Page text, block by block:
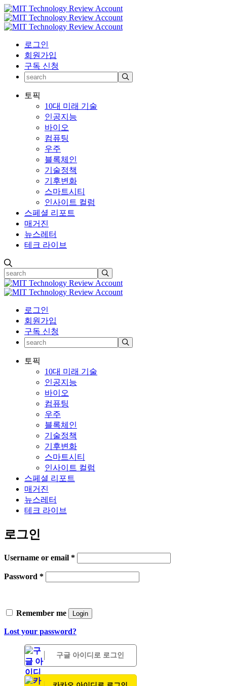
로그인
회원가입
구독 신청
토픽
10대 미래 기술
인공지능
바이오
컴퓨팅
우주
블록체인
기술정책
기후변화
스마트시티
인사이트 컬럼
스페셜 리포트
매거진
뉴스레터
테크 라이브
로그인
회원가입
구독 신청
토픽
10대 미래 기술
인공지능
바이오
컴퓨팅
우주
블록체인
기술정책
기후변화
스마트시티
인사이트 컬럼
스페셜 리포트
매거진
뉴스레터
테크 라이브
로그인
Username or email *
Password *
Remember me Login
Lost your password?
구글 아이디로 로그인